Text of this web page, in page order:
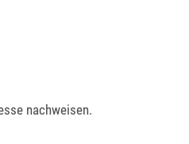
nachweisen.